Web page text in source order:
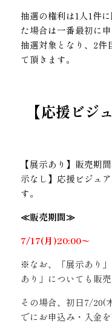
抽選の権利は1人1件
た場合は一番最初に
抽選対象となり、2件
て頂きます。
【応援ビジ
【展示あり】販売期
示なし】応援ビジュ
す。
≪販売期間≫
7/17(月)20:00〜
※なお、「展示あり
あり」についても販売
その場合、初日7/20(
でにお申込み・入金